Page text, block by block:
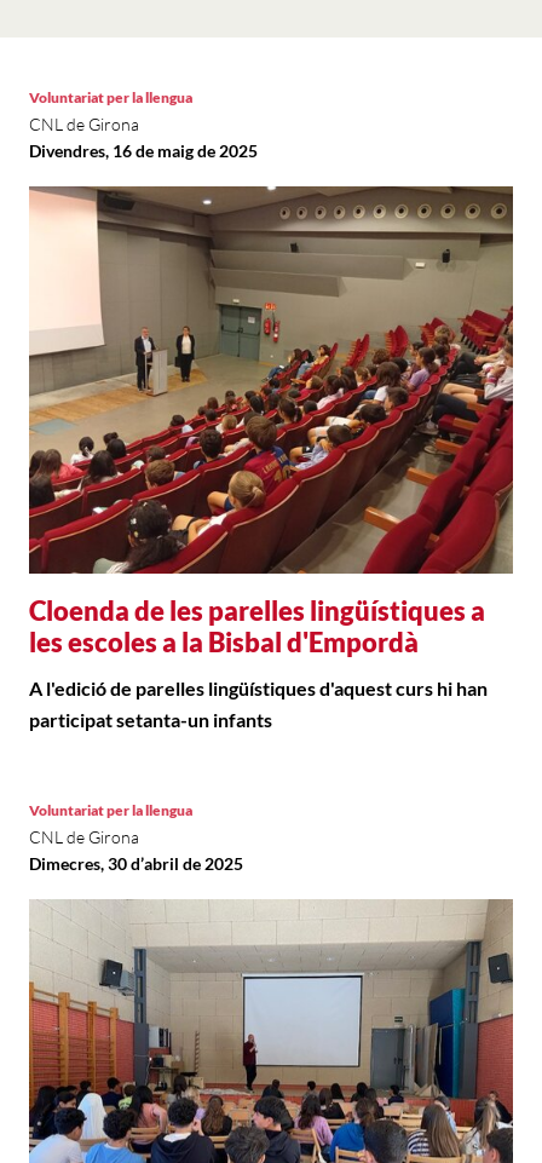
Cloenda de les parelles lingüístiques a
les escoles a la Bisbal d'Empordà
Voluntariat per la llengua
CNL de Girona
Divendres, 16 de maig de 2025
A l'edició de parelles lingüístiques d'aquest curs hi han
participat setanta-un infants
Voluntariat per la llengua
CNL de Girona
Dimecres, 30 d’abril de 2025